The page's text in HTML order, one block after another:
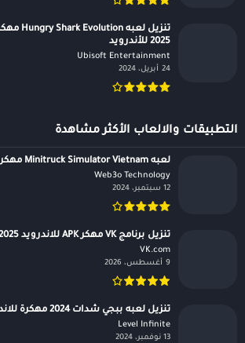
2025 للأندرويد
Ubisoft Entertainment‏
24 أبريل، 2024
التطبيقات والالعاب الأكثر مشاهدة
لعبه Minitruck Simulator Vietnam مهكرة للاندرويد APK 2025
Web3o Technology‏
12 سبتمبر، 2024
تنزيل برنامج VK مهكر APK للاندرويد 2025 للاندرويد
VK.com‏
9 أغسطس، 2026
تنزيل لعبه ببجي شدات 2024 مهكرة للاندرويد APK 2025
Level Infinite‏
13 نوفمبر، 2024